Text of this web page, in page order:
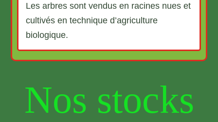
Les arbres sont vendus en racines nues et
cultivés en technique d’agriculture
biologique.
Nos stocks